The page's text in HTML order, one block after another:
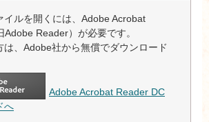
イルを開くには、Adobe Acrobat
Adobe Reader）が必要です。
は、Adobe社から無償でダウンロード
Adobe Acrobat Reader DC
へ